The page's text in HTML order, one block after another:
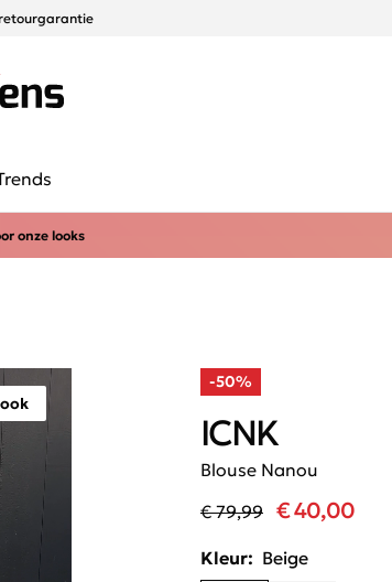
onze looks
-50%
Blouse Nanou
ICNK
€ 79,99 € 40,00
Kleur: Beige